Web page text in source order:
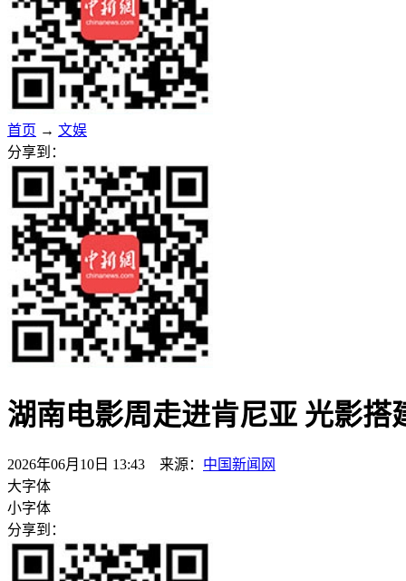
首页 → 文娱
分享到：
湖南电影周走进肯尼亚 光影搭
2026年06月10日 13:43 来源： 中国新闻网
大字体
小字体
分享到：